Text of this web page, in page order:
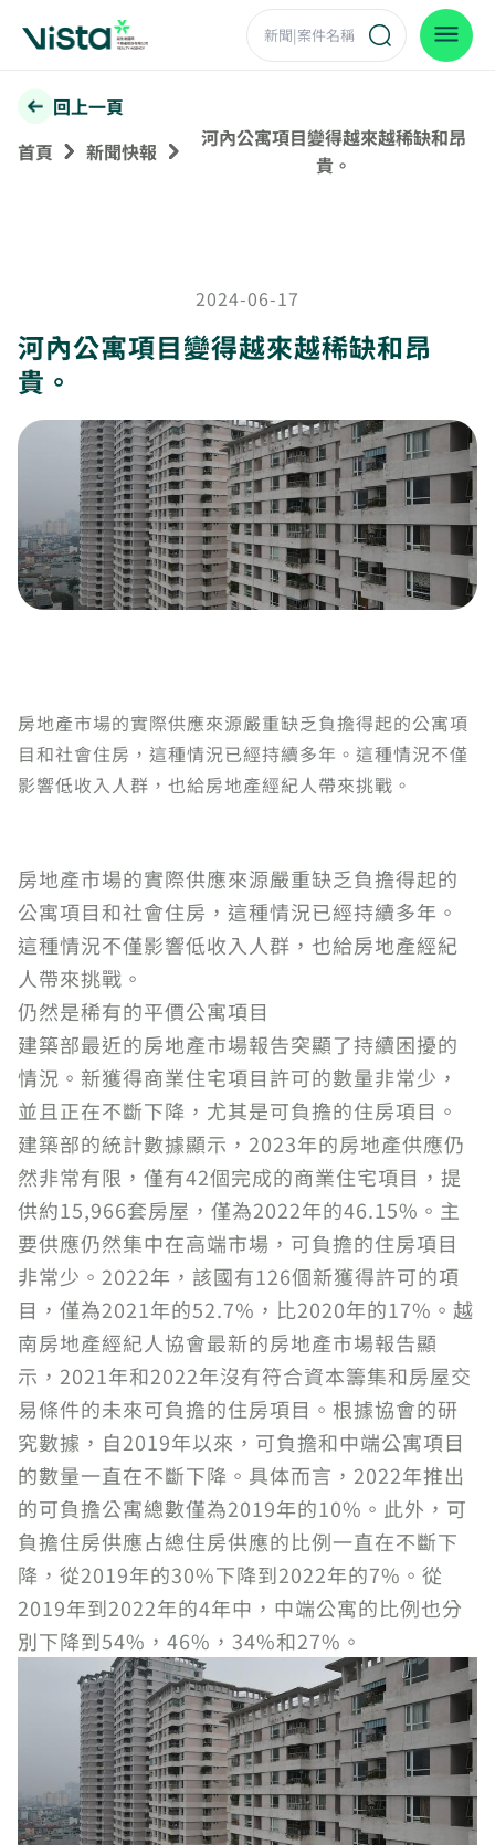
回上一頁
首頁
新聞快報
河內公寓項目變得越來越稀缺和昂
貴。
2024-06-17
河內公寓項目變得越來越稀缺和昂
貴。
房地產市場的實際供應來源嚴重缺乏負擔得起的公寓項
目和社會住房，這種情況已經持續多年。這種情況不僅
影響低收入人群，也給房地產經紀人帶來挑戰。
房地產市場的實際供應來源嚴重缺乏負擔得起的
公寓項目和社會住房，這種情況已經持續多年。
這種情況不僅影響低收入人群，也給房地產經紀
人帶來挑戰。
仍然是稀有的平價公寓項目
建築部最近的房地產市場報告突顯了持續困擾的
情況。新獲得商業住宅項目許可的數量非常少，
並且正在不斷下降，尤其是可負擔的住房項目。
建築部的統計數據顯示，2023年的房地產供應仍
然非常有限，僅有42個完成的商業住宅項目，提
供約15,966套房屋，僅為2022年的46.15%。主
要供應仍然集中在高端市場，可負擔的住房項目
非常少。2022年，該國有126個新獲得許可的項
目，僅為2021年的52.7%，比2020年的17%。越
南房地產經紀人協會最新的房地產市場報告顯
示，2021年和2022年沒有符合資本籌集和房屋交
易條件的未來可負擔的住房項目。根據協會的研
究數據，自2019年以來，可負擔和中端公寓項目
的數量一直在不斷下降。具体而言，2022年推出
的可負擔公寓總數僅為2019年的10%。此外，可
負擔住房供應占總住房供應的比例一直在不斷下
降，從2019年的30%下降到2022年的7%。從
2019年到2022年的4年中，中端公寓的比例也分
別下降到54%，46%，34%和27%。